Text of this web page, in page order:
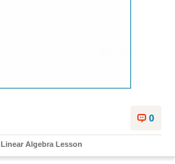
0
Linear Algebra Lesson